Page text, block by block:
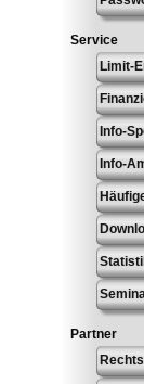
Service
Limit-
Info-
Info-
Partner